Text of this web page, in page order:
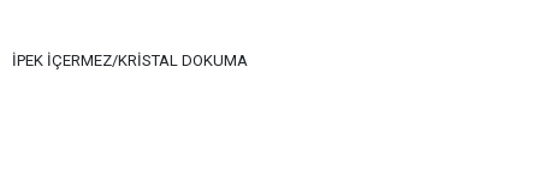
İPEK İÇERMEZ/KRİSTAL DOKUMA